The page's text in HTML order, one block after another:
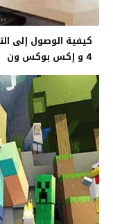
كيفية الوصول إلى
4 و إكس بوكس ون